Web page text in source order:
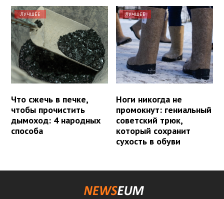
ЛУЧШЕЕ
Что сжечь в печке,
чтобы прочистить
дымоход: 4 народных
способа
ЛУЧШЕЕ
Ноги никогда не
промокнут: гениальный
советский трюк,
который сохранит
сухость в обуви